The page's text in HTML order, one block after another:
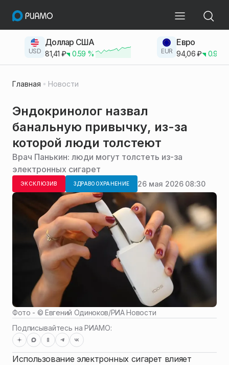
USD
Доллар США
81,41 ₽ 0.59 % EUR
Евро
94,06₽ 0.93
Главная Новости
Эндокринолог назвал
банальную привычку, из-за
которой люди толстеют
Врач Панькин: люди могут толстеть из-за
электронных сигарет
ЭКСКЛЮЗИВ ЗДРАВООХРАНЕНИЕ 26 мая 2026 08:30
Фото - ©Евгений Одиноков/РИА Новости
Подписывайтесь на РИАМО:
Использование электронных сигарет влияет